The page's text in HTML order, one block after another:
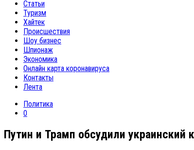
Статьи
Туризм
Хайтек
Происшествия
Шоу бизнес
Шпионаж
Экономика
Онлайн карта коронавируса
Контакты
Лента
Политика
0
Путин и Трамп обсудили украинский